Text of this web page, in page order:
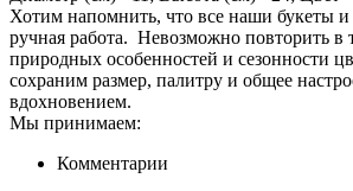
Хотим напомнить, что все наши букеты
ручная работа. Невозможно повторить в
природных особенностей и сезонности
сохраним размер, палитру и общее
вдохновением.
Мы принимаем:
Комментарии